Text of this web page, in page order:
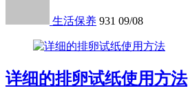
生活保养 931 09/08
详细的排卵试纸使用方法